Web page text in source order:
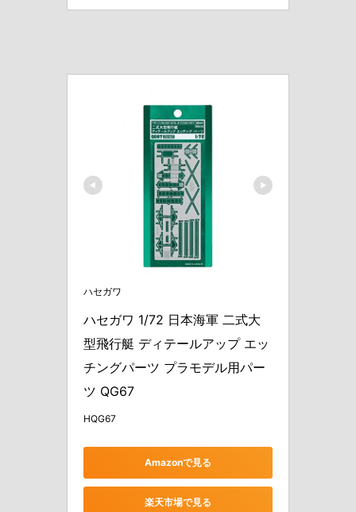
ハセガワ
ハセガワ 1/72 日本海軍 二式大
型飛行艇 ディテールアップ エッ
チングパーツ プラモデル用パー
ツ QG67
HQG67
Amazonで見る
楽天市場で見る